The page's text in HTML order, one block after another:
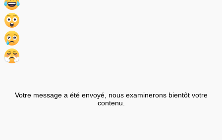
Votre message a été envoyé, nous examinerons bientôt votre
contenu.